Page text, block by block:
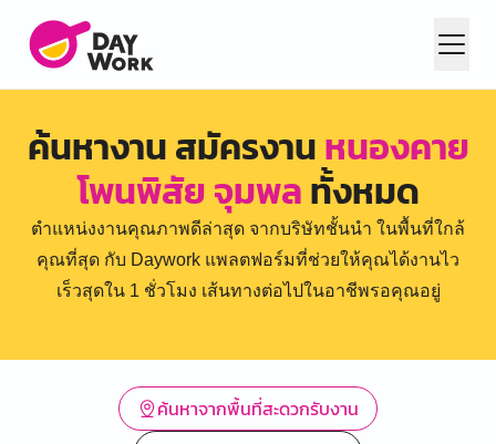
ค้นหางาน สมัครงานหนองคาย
โพนพิสัย จุมพลทั้งหมด
ตำแหน่งงานคุณภาพดีล่าสุด จากบริษัทชั้นนำ ในพื้นที่ใกล้
คุณที่สุด กับ Daywork แพลตฟอร์มที่ช่วยให้คุณได้งานไว
เร็วสุดใน 1 ชั่วโมง เส้นทางต่อไปในอาชีพรอคุณอยู่
ค้นหาจากพื้นที่สะดวกรับงาน